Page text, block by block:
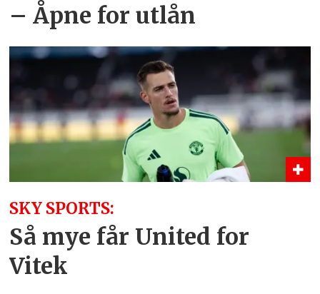
– Åpne for utlån
SKY SPORTS:
Så mye får United for
Vitek